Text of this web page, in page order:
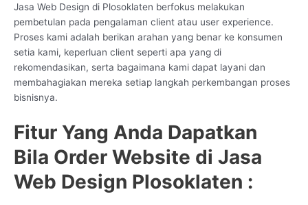
Jasa Web Design di Plosoklaten berfokus melakukan
pembetulan pada pengalaman client atau user experience.
Proses kami adalah berikan arahan yang benar ke konsumen
setia kami, keperluan client seperti apa yang di
rekomendasikan, serta bagaimana kami dapat layani dan
membahagiakan mereka setiap langkah perkembangan proses
bisnisnya.
Fitur Yang Anda Dapatkan
Bila Order Website di Jasa
Web Design Plosoklaten :